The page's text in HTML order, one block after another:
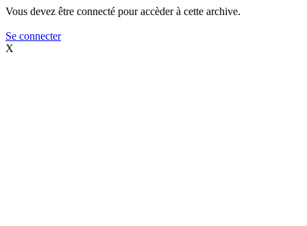
Vous devez être connecté pour accèder à cette archive.
Se connecter
X